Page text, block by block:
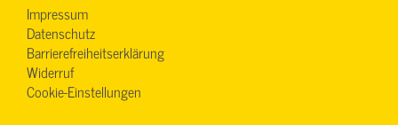
Impressum
Datenschutz
Barrierefreiheitserklärung
Widerruf
Cookie-Einstellungen